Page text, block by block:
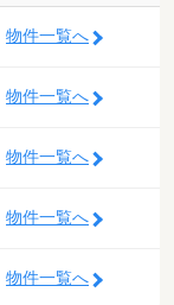
物件一覧へ
物件一覧へ
物件一覧へ
物件一覧へ
物件一覧へ